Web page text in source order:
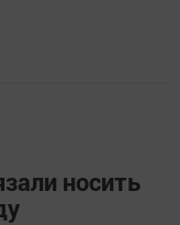
носить